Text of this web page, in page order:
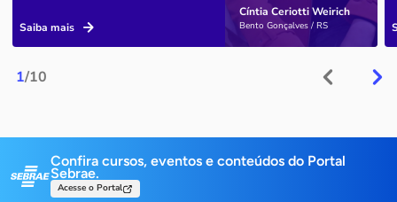
1/10
Cíntia Ceriotti Weirich
Bento Gonçalves / RS
Saiba mais
Confira cursos, eventos e conteúdos do Portal
Sebrae.
Acesse o Portal